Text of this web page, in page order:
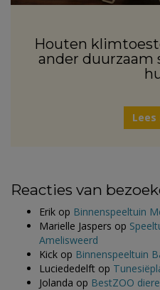
Houten
ander duurzaam
Reacties van
Erik op Binnenspeeltuin
Marielle Jaspers op
Amelisweerd
Kick op Binnenspeeltuin
Luciededelft op
Jolanda op BestZOO